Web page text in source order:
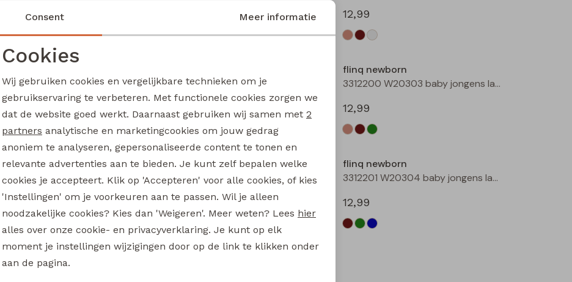
12,99
3312402 W20309 baby jongens sweater Taupe
12,99
12,99
flinq newborn
3312200 W20303 baby jongens lange broek Taupe
12,99
flinq newborn
3312200 W20303 baby jongens lange broek Groen mos
12,99
flinq newborn
12,99
flinq newborn
3312201 W20304 baby jongens lange broek Groen mos
12,99
Noodzakelijke cookies
Analytische cookies Marketing cookies
Consent Meer informatie
Cookies
Wij gebruiken cookies en vergelijkbare technieken om je
gebruikservaring te verbeteren. Met functionele cookies zorgen we
dat de website goed werkt. Daarnaast gebruiken wij samen met 2
partners analytische en marketingcookies om jouw gedrag
anoniem te analyseren, gepersonaliseerde content te tonen en
relevante advertenties aan te bieden. Je kunt zelf bepalen welke
cookies je accepteert. Klik op 'Accepteren' voor alle cookies, of kies
'Instellingen' om je voorkeuren aan te passen. Wil je alleen
noodzakelijke cookies? Kies dan 'Weigeren'. Meer weten? Lees hier
alles over onze cookie- en privacyverklaring. Je kunt op elk
moment je instellingen wijzigingen door op de link te klikken onder
aan de pagina.